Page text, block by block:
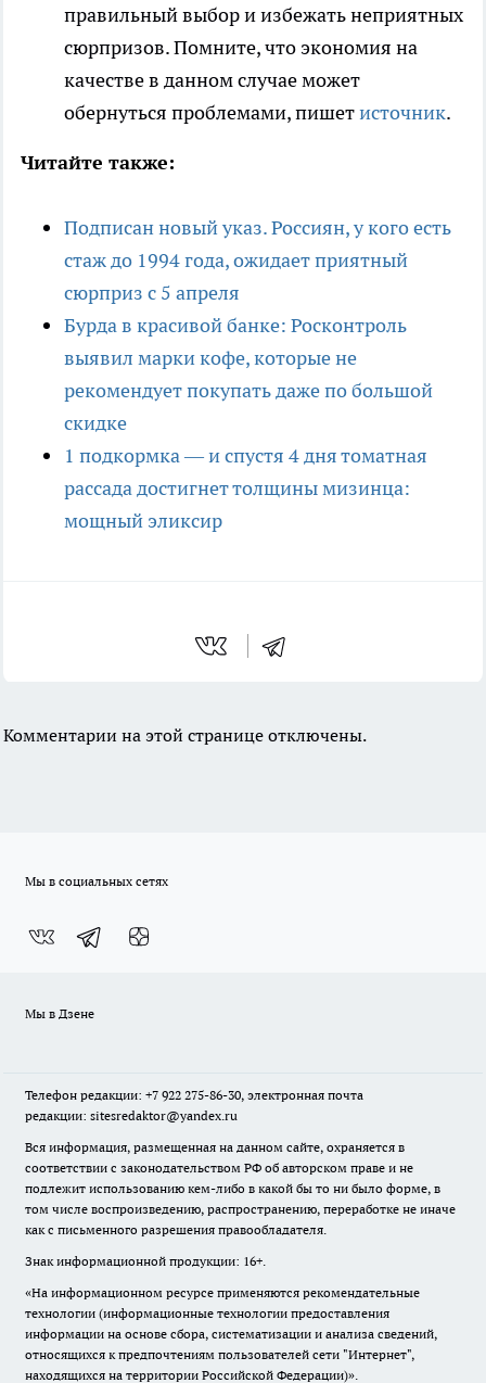
правильный выбор и избежать неприятных
сюрпризов. Помните, что экономия на
качестве в данном случае может
обернуться проблемами, пишетисточник.
Читайте также:
Подписан новый указ. Россиян, у кого есть
стаж до 1994 года, ожидает приятный
сюрприз с 5 апреля
Бурда в красивой банке: Росконтроль
выявил марки кофе, которые не
рекомендует покупать даже по большой
скидке
1 подкормка — и спустя 4 дня томатная
рассада достигнет толщины мизинца:
мощный эликсир
Комментарии на этой странице отключены.
Мы в социальных сетях
Мы в Дзене
Телефон редакции: +7 922 275-86-30, электронная почта
редакции: sitesredaktor@yandex.ru
Вся информация, размещенная на данном сайте, охраняется в
соответствии с законодательством РФ об авторском праве и не
подлежит использованию кем-либо в какой бы то ни было форме, в
том числе воспроизведению, распространению, переработке не иначе
как с письменного разрешения правообладателя.
Знак информационной продукции: 16+.
«На информационном ресурсе применяются рекомендательные
технологии (информационные технологии предоставления
информации на основе сбора, систематизации и анализа сведений,
относящихся к предпочтениям пользователей сети "Интернет",
находящихся на территории Российской Федерации)».